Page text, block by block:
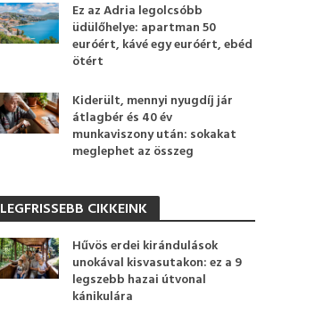
Ez az Adria legolcsóbb
üdülőhelye: apartman 50
euróért, kávé egy euróért, ebéd
ötért
Kiderült, mennyi nyugdíj jár
átlagbér és 40 év
munkaviszony után: sokakat
meglephet az összeg
LEGFRISSEBB CIKKEINK
Hűvös erdei kirándulások
unokával kisvasutakon: ez a 9
legszebb hazai útvonal
kánikulára